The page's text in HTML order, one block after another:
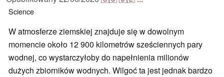
Science
W atmosferze ziemskiej znajduje się w dowolnym
momencie około 12 900 kilometrów sześciennych pary
wodnej, co wystarczyłoby do napełnienia milionów
dużych zbiorników wodnych. Wilgoć ta jest jednak bardzo